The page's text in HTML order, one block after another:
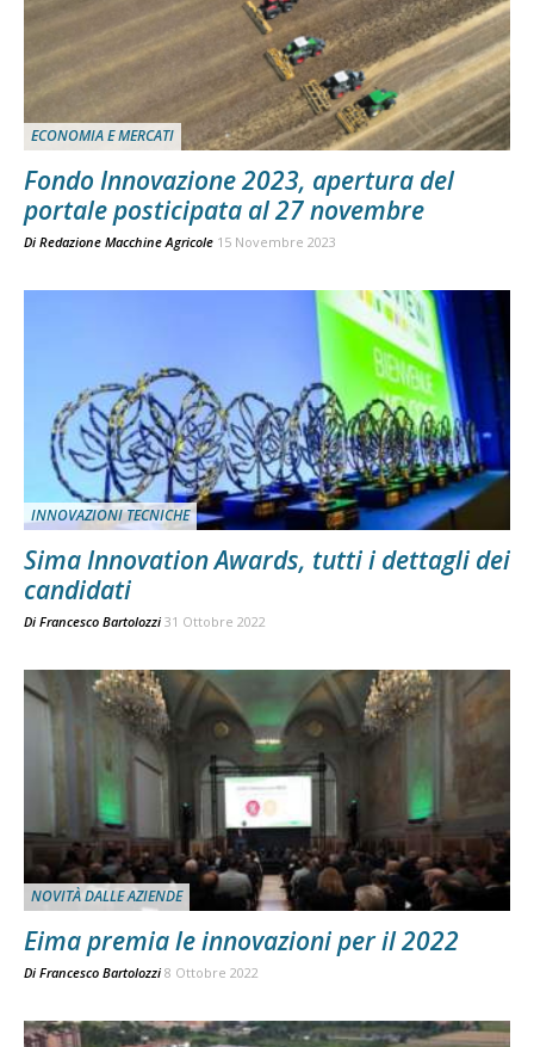
ECONOMIA E MERCATI
Fondo Innovazione 2023, apertura del
portale posticipata al 27 novembre
Di Redazione Macchine Agricole 15 Novembre 2023
INNOVAZIONI TECNICHE
Sima Innovation Awards, tutti i dettagli dei
candidati
Di Francesco Bartolozzi 31 Ottobre 2022
NOVITÀ DALLE AZIENDE
Eima premia le innovazioni per il 2022
Di Francesco Bartolozzi 8 Ottobre 2022